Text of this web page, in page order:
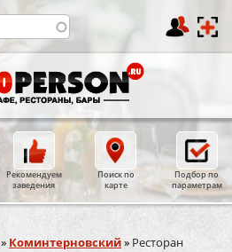
Рекомендуем
заведения
Поиск по
карте
Подбор по
параметрам
» Коминтерновский» Ресторан